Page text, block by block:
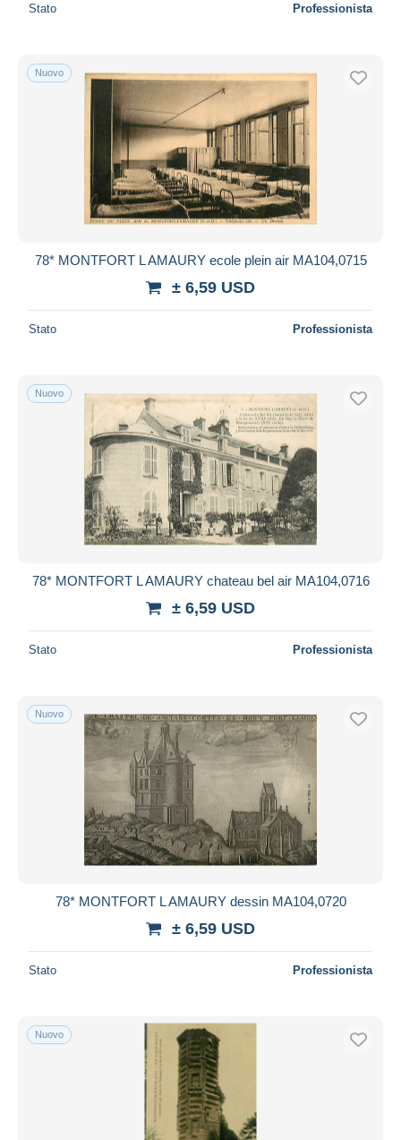
Stato Professionista
Nuovo
78* MONTFORT L AMAURY ecole plein air MA104,0715
± 6,59 USD
Stato Professionista
Nuovo
78* MONTFORT L AMAURY chateau bel air MA104,0716
± 6,59 USD
Stato Professionista
Nuovo
78* MONTFORT L AMAURY dessin MA104,0720
± 6,59 USD
Stato Professionista
Nuovo